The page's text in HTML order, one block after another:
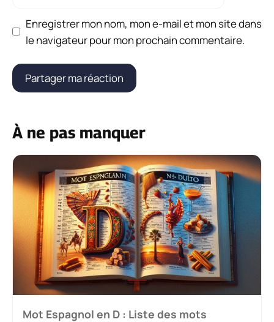
Enregistrer mon nom, mon e-mail et mon site dans
le navigateur pour mon prochain commentaire.
À ne pas manquer
Mot Espagnol en D : Liste des mots